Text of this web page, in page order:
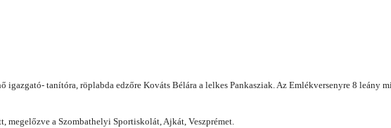
tanítóra, röplabda edzőre Kováts Bélára a lelkes Pankasziak. Az Emlékversenyre 8 leány
a Szombathelyi Sportiskolát, Ajkát, Veszprémet.